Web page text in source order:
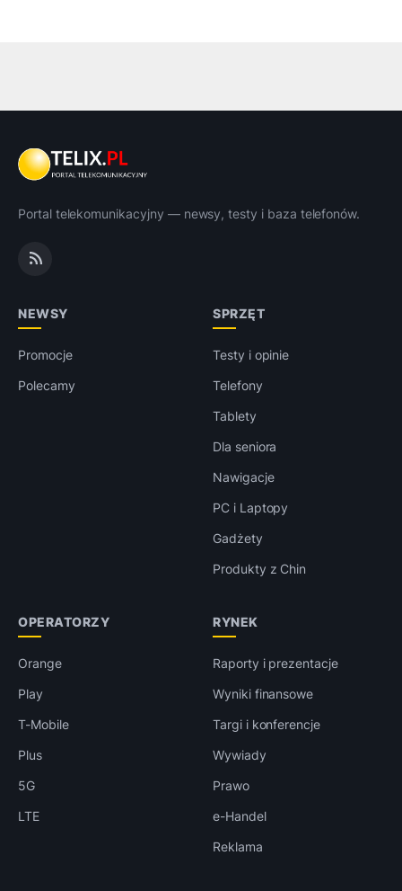
Portal telekomunikacyjny — newsy, testy i baza telefonów.
NEWSY
Promocje
Polecamy
SPRZĘT
Testy i opinie
Telefony
Tablety
Dla seniora
Nawigacje
PC i Laptopy
Gadżety
Produkty z Chin
OPERATORZY
Orange
Play
T-Mobile
Plus
5G
LTE
RYNEK
Raporty i prezentacje
Wyniki finansowe
Targi i konferencje
Wywiady
Prawo
e-Handel
Reklama